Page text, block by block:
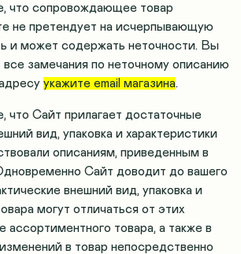
что сопровождающее товар
не претендует на исчерпывающую
и может содержать неточности. Вы
все замечания по неточному описанию
укажите email магазина.
что Сайт прилагает достаточные
вид, упаковка и характеристики
описаниям, приведенным в
Сайт доводит до вашего
внешний вид, упаковка и
могут отличаться от этих
ассортиментного товара, а также в
в товар непосредственно